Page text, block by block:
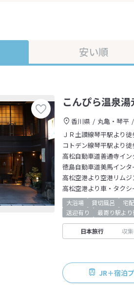
安い順
こんぴら温泉
香川県 丸亀・琴平
ＪＲ土讃線琴平駅より
コトデン線琴平駅より
高松自動車道善通寺イ
徳島自動車道美馬イン
高松空港より空港リム
高松空港より車・タクシ
大浴場 貸切風呂 宅
送迎有り
最寄り駅よ
日本旅行 収
JR＋宿泊